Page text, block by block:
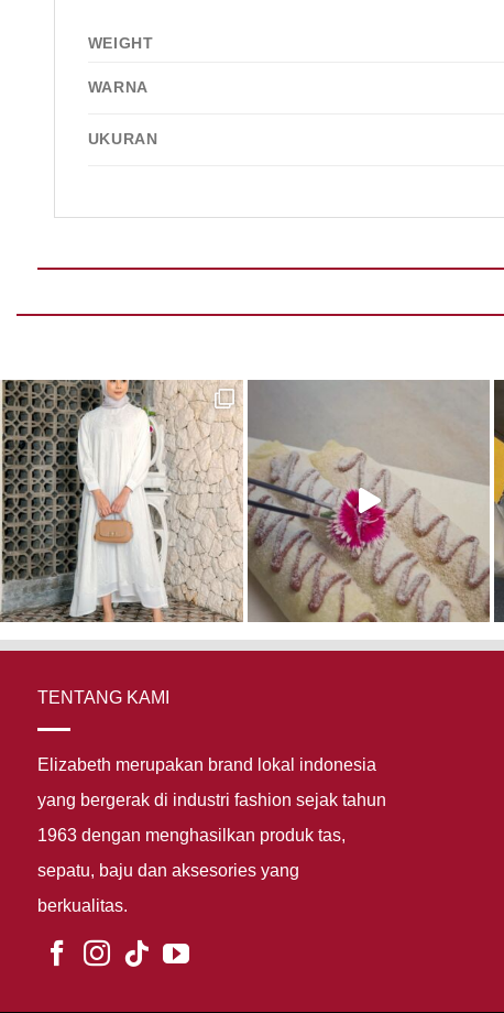
WEIGHT
WARNA
UKURAN
TENTANG KAMI
Elizabeth merupakan brand lokal indonesia
yang bergerak di industri fashion sejak tahun
1963 dengan menghasilkan produk tas,
sepatu, baju dan aksesories yang
berkualitas.